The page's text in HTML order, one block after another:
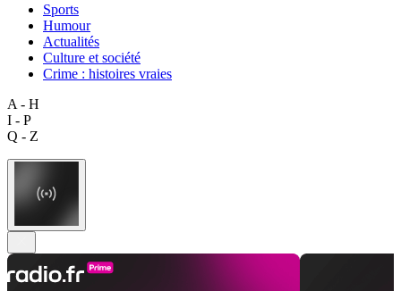
Sports
Humour
Actualités
Culture et société
Crime : histoires vraies
A - H
I - P
Q - Z